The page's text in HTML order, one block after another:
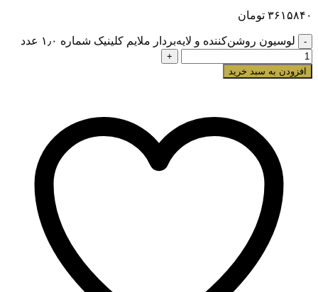
۳۶۱۵۸۴۰ تومان
لوسیون روشن‌کننده و لایه‌بردار ملایم کلینیک شماره ۱٫۰ عدد
افزودن به سبد خرید